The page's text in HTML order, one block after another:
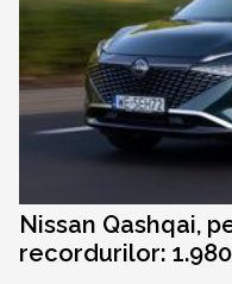
Nissan Qashqai,
recordurilor: